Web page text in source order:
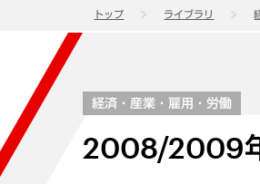
トップ ライブラリ
経済・産業・雇用・労働
2008/2009